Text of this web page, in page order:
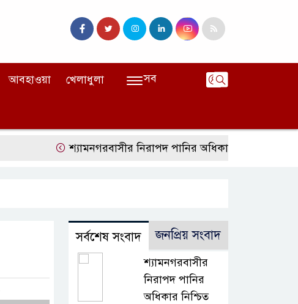
আবহাওয়া খেলাধুলা সব
শ্যামনগরবাসীর নিরাপদ পানির অধিকার নিশ্চিত করতে
সর্বশেষ সংবাদ জনপ্রিয় সংবাদ
শ্যামনগরবাসীর
নিরাপদ পানির
অধিকার নিশ্চিত